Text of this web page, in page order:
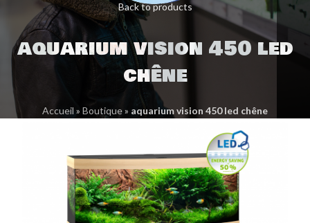
Back to products
aquarium vision 450 led
chêne
Accueil » Boutique» aquarium vision 450 led chêne